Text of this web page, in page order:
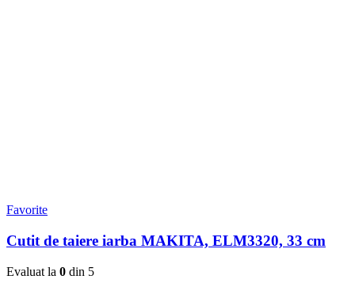
Favorite
Cutit de taiere iarba MAKITA, ELM3320, 33 cm
Evaluat la 0 din 5